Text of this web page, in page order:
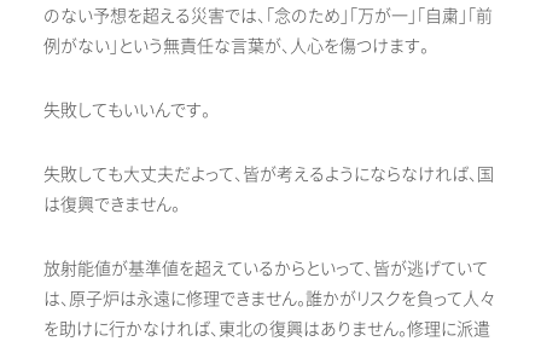
のない予想を超える災害では、「念のため」「万が一」「自粛」「前
例がない」という無責任な言葉が、人心を傷つけます。
失敗してもいいんです。
失敗しても大丈夫だよって、皆が考えるようにならなければ、国
は復興できません。
放射能値が基準値を超えているからといって、皆が逃げていて
は、原子炉は永遠に修理できません。誰かがリスクを負って人々
を助けに行かなければ、東北の復興はありません。修理に派遣